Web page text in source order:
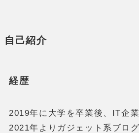
自己紹介
経歴
2019年に大学を卒業後、IT企
2021年よりガジェット系ブロ